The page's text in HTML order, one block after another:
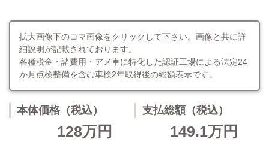
拡大画像下のコマ画像をクリックして下さい。画像と共に詳
細説明が記載されております。
各種税金・諸費用・アメ車に特化した認証工場による法定24
か月点検整備を含む車検2年取得後の総額表示です。
本体価格（税込）
128万円
支払総額（税込）
149.1万円